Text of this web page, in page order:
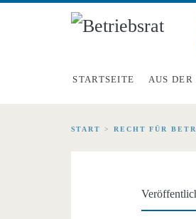
STARTSEITE AUS DER
START > RECHT FÜR